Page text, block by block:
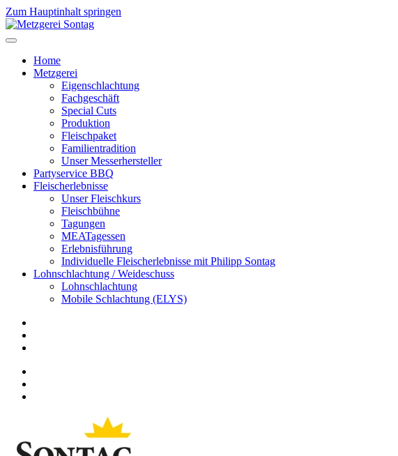
Zum Hauptinhalt springen
Home
Metzgerei
Eigenschlachtung
Fachgeschäft
Special Cuts
Produktion
Fleischpaket
Familientradition
Unser Messerhersteller
Partyservice BBQ
Fleischerlebnisse
Unser Fleischkurs
Fleischbühne
Tagungen
MEATagessen
Erlebnisführung
Individuelle Fleischerlebnisse mit Philipp Sontag
Lohnschlachtung / Weideschuss
Lohnschlachtung
Mobile Schlachtung (ELYS)